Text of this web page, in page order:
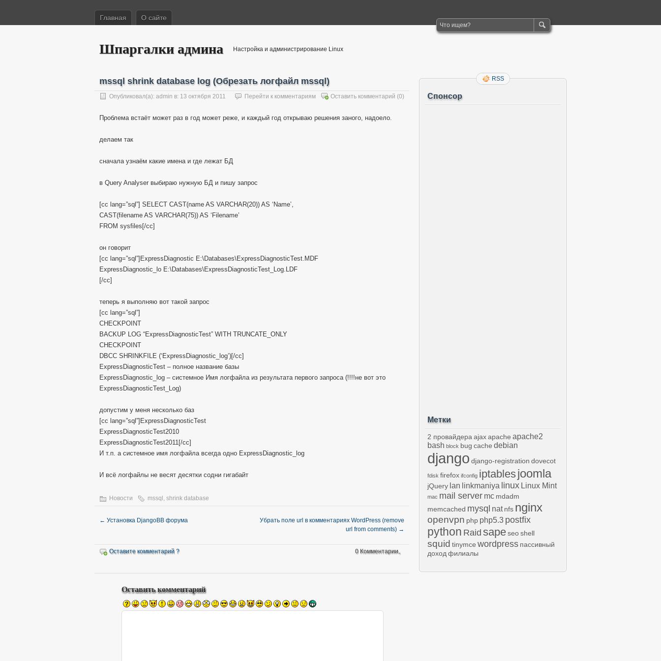
Главная О сайте
Шпаргалки админа Настройка и администрирование Linux
mssql shrink database log (Обрезать логфайл mssql)
Опубликовал(а): admin в: 13 октября 2011 Оставить комментарий (0)
Перейти к комментариям
Проблема встаёт может раз в год может реже, и каждый год открываю решения заного, надоело.
делаем так
сначала узнаём какие имена и где лежат БД
в Query Analyser выбираю нужную БД и пишу запрос
[cc lang=”sql”] SELECT CAST(name AS VARCHAR(20)) AS ‘Name’,
CAST(filename AS VARCHAR(75)) AS ‘Filename’
FROM sysfiles[/cc]
он говорит
[cc lang=”sql”]ExpressDiagnostic E:\Databases\ExpressDiagnosticTest.MDF
ExpressDiagnostic_lo E:\Databases\ExpressDiagnosticTest_Log.LDF
[/cc]
теперь я выполняю вот такой запрос
[cc lang=”sql”]
CHECKPOINT
BACKUP LOG “ExpressDiagnosticTest” WITH TRUNCATE_ONLY
CHECKPOINT
DBCC SHRINKFILE (‘ExpressDiagnostic_log’)[/cc]
ExpressDiagnosticTest – полное название базы
ExpressDiagnostic_log – системное Имя логфайла из результата первого запроса (!!!!не вот это
ExpressDiagnosticTest_Log)
допустим у меня несколько баз
[cc lang=”sql”]ExpressDiagnosticTest
ExpressDiagnosticTest2010
ExpressDiagnosticTest2011[/cc]
И т.п. а системное имя логфайла всегда одно ExpressDiagnostic_log
И всё логфайлы не весят десятки содни гигабайт
Новости mssql , shrink database
← Установка DjangoBB форума
Убрать поле url в комментариях WordPress (remove
url from comments) →
Оставите комментарий ? 0 Комментарии。
Оставить комментарий
RSS
Спонсор
Метки
2 провайдера ajaxapache apache2
bash block bug cache debian
django django-registration dovecot
fdisk firefox ifconfig iptablesjoomla
jQuery lan linkmaniya linux Linux Mint
mac mail server mc mdadm
memcached mysql nat nfs nginx
openvpn php php5.3 postfix
python Raid sapeseoshell
squid tinymce wordpress пассивный
доход филиалы